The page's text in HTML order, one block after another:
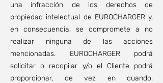
una infracción de los derechos de
propiedad intelectual de EUROCHARGER y,
en consecuencia, se compromete a no
realizar ninguna de las acciones
mencionadas. EUROCHARGER podrá
solicitar o recopilar y/o el Cliente podrá
proporcionar, de vez en cuando,